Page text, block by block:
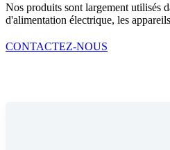
Nos produits sont largement utilisés
d'alimentation électrique, les
CONTACTEZ-NOUS